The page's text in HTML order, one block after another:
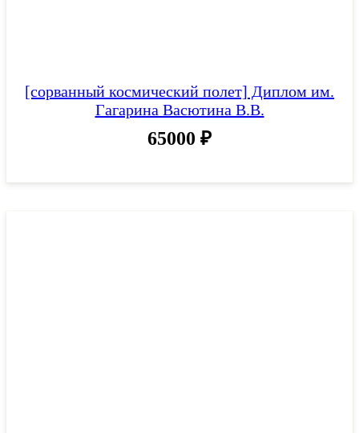
[сорванный космический полет] Диплом им.
Гагарина Васютина В.В.
65000 ₽